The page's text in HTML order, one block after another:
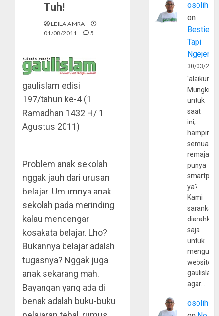
Tuh!
LEILA AMRA
01/08/2011
5
gaulislam edisi
197/tahun ke-4 (1
Ramadhan 1432 H/ 1
Agustus 2011)
Problem anak sekolah
nggak jauh dari urusan
belajar. Umumnya anak
sekolah pada merinding
kalau mendengar
kosakata belajar. Lho?
Bukannya belajar adalah
tugasnya? Nggak juga
anak sekarang mah.
Bayangan yang ada di
benak adalah buku-buku
osolihin
on
Bestie
Tapi
30/03/
Mungkin
untuk
saat
ini,
hampir
semua
remaja
punya
ya?
Kami
sarankan,
diarahkan
saja
untuk
website
agar…
osolihin